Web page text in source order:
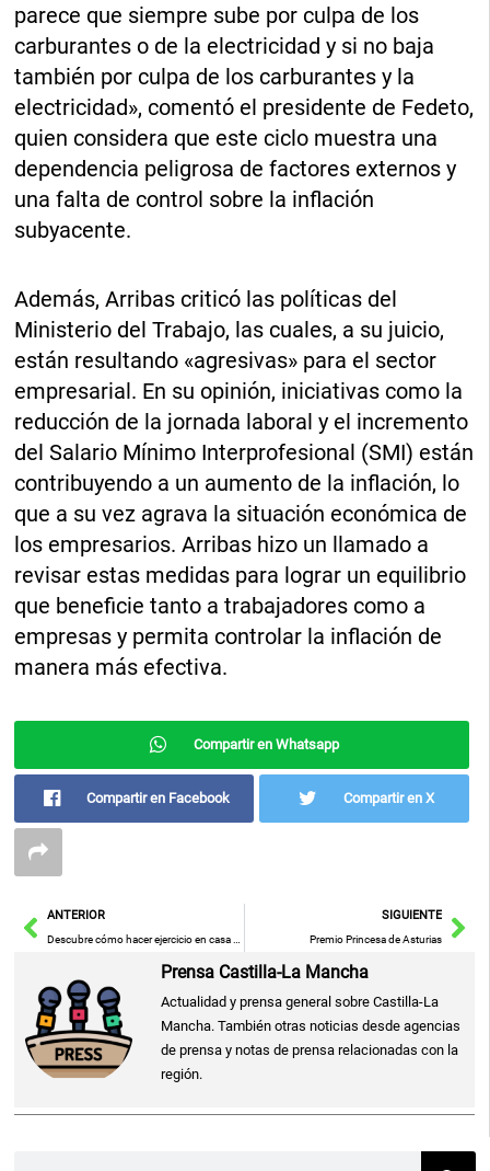
parece que siempre sube por culpa de los
carburantes o de la electricidad y si no baja
también por culpa de los carburantes y la
electricidad», comentó el presidente de Fedeto,
quien considera que este ciclo muestra una
dependencia peligrosa de factores externos y
una falta de control sobre la inflación
subyacente.
Además, Arribas criticó las políticas del
Ministerio del Trabajo, las cuales, a su juicio,
están resultando «agresivas» para el sector
empresarial. En su opinión, iniciativas como la
reducción de la jornada laboral y el incremento
del Salario Mínimo Interprofesional (SMI) están
contribuyendo a un aumento de la inflación, lo
que a su vez agrava la situación económica de
los empresarios. Arribas hizo un llamado a
revisar estas medidas para lograr un equilibrio
que beneficie tanto a trabajadores como a
empresas y permita controlar la inflación de
manera más efectiva.
Compartir en Whatsapp
Compartir en Facebook Compartir en X
AntANTERIOR SIGUIENTE
Premio Princesa de Asturias
Prensa Castilla-La Mancha
Actualidad y prensa general sobre Castilla-La
Mancha. También otras noticias desde agencias
de prensa y notas de prensa relacionadas con la
región.